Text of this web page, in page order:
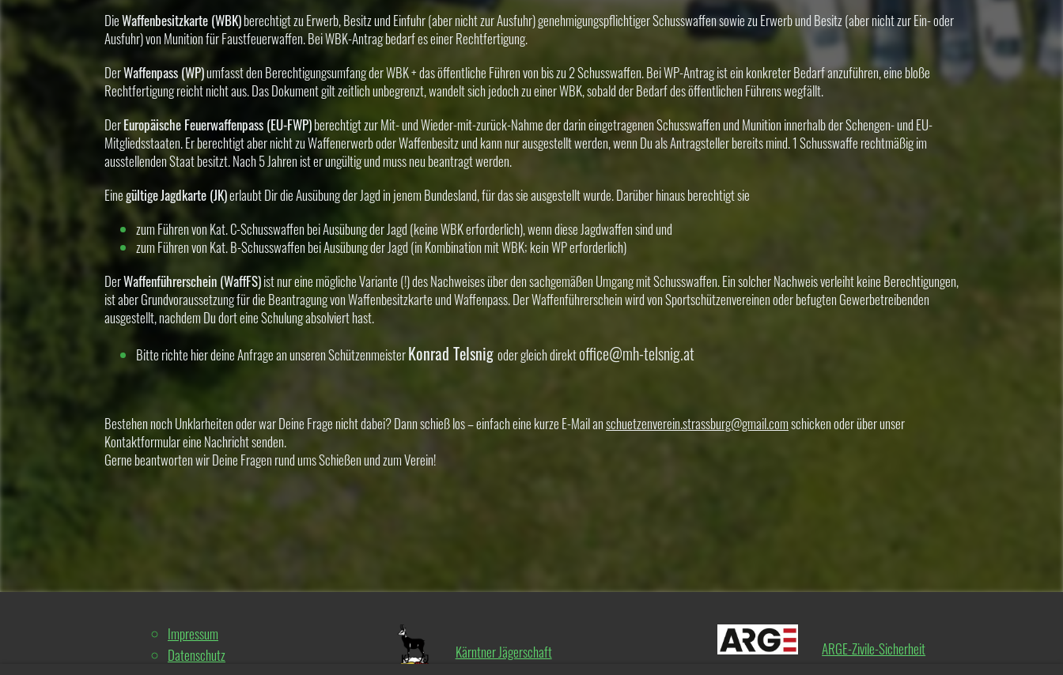
DieWaffenbesitzkarte (WBK)berechtigt zu Erwerb, Besitz und Einfuhr (aber nicht zur Ausfuhr) genehmigungspflichtiger Schusswaffen sowie zu Erwerb und Besitz (aber nicht zur Ein- oder
Ausfuhr) von Munition für Faustfeuerwaffen. Bei WBK-Antrag bedarf es einer Rechtfertigung.
DerWaffenpass (WP)umfasst den Berechtigungsumfang der WBK + das öffentliche Führen von bis zu 2 Schusswaffen. Bei WP-Antrag ist ein konkreter Bedarf anzuführen, eine bloße
Rechtfertigung reicht nicht aus. Das Dokument gilt zeitlich unbegrenzt, wandelt sich jedoch zu einer WBK, sobald der Bedarf des öffentlichen Führens wegfällt.
DerEuropäische Feuerwaffenpass (EU-FWP)berechtigt zur Mit- und Wieder-mit-zurück-Nahme der darin eingetragenen Schusswaffen und Munition innerhalb der Schengen- und EU-
Mitgliedsstaaten. Er berechtigt aber nicht zu Waffenerwerb oder Waffenbesitz und kann nur ausgestellt werden, wenn Du als Antragsteller bereits mind. 1 Schusswaffe rechtmäßig im
ausstellenden Staat besitzt. Nach 5 Jahren ist er ungültig und muss neu beantragt werden.
EinegültigeJagdkarte (JK)erlaubt Dir die Ausübung der Jagd in jenem Bundesland, für das sie ausgestellt wurde. Darüber hinaus berechtigt sie
zum Führen von Kat. C-Schusswaffen bei Ausübung der Jagd (keine WBK erforderlich), wenn diese Jagdwaffen sind und
zum Führen von Kat. B-Schusswaffen bei Ausübung der Jagd (in Kombination mit WBK; kein WP erforderlich)
DerWaffenführerschein (WaffFS)ist nur eine mögliche Variante (!) des Nachweises über den sachgemäßen Umgang mit Schusswaffen. Ein solcher Nachweis verleiht keine Berechtigungen,
ist aber Grundvoraussetzung für die Beantragung von Waffenbesitzkarte und Waffenpass. Der Waffenführerschein wird von Sportschützenvereinen oder befugten Gewerbetreibenden
ausgestellt, nachdem Du dort eine Schulung absolviert hast.
Bitte richte hier deine Anfrage an unseren SchützenmeisterKonrad Telsnig oder gleich direktoffice@mh-telsnig.at
Bestehen noch Unklarheiten oder war Deine Frage nicht dabei? Dann schieß los – einfach eine kurze E-Mail anschuetzenverein.strassburg@gmail.comschicken oder über unser
Kontaktformular eine Nachricht senden.
Gerne beantworten wir Deine Fragen rund ums Schießen und zum Verein!
Impressum
Datenschutz
Kärntner Jägerschaft ARGE-Zivile-Sicherheit